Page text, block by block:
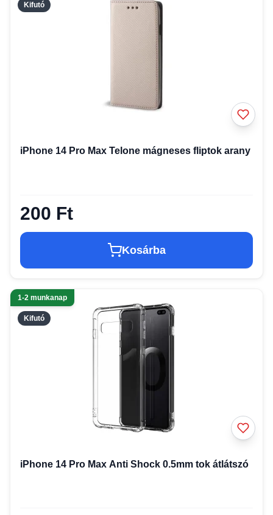
Kifutó
iPhone 14 Pro Max Telone mágneses fliptok arany
200 Ft
Kosárba
Kifutó
1-2 munkanap
iPhone 14 Pro Max Anti Shock 0.5mm tok átlátszó